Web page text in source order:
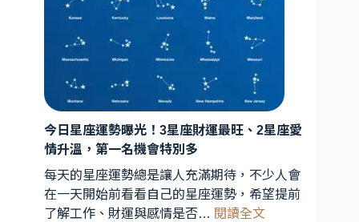
象
曝
象
專
今日星座運勢曝光！3星座財運最旺、2星座愛
情升溫，第一名機會特別多
每天的星座運勢總是讓人充滿期待，不少人會
在一天開始前看看自己的星座運勢，希望提前
了解工作、財運與感情是否… 閱讀全文: